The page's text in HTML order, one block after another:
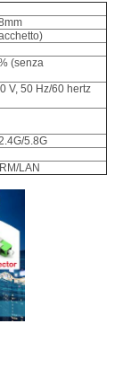
(senza
V, 50 Hz/60 hertz
5.8G
LAN